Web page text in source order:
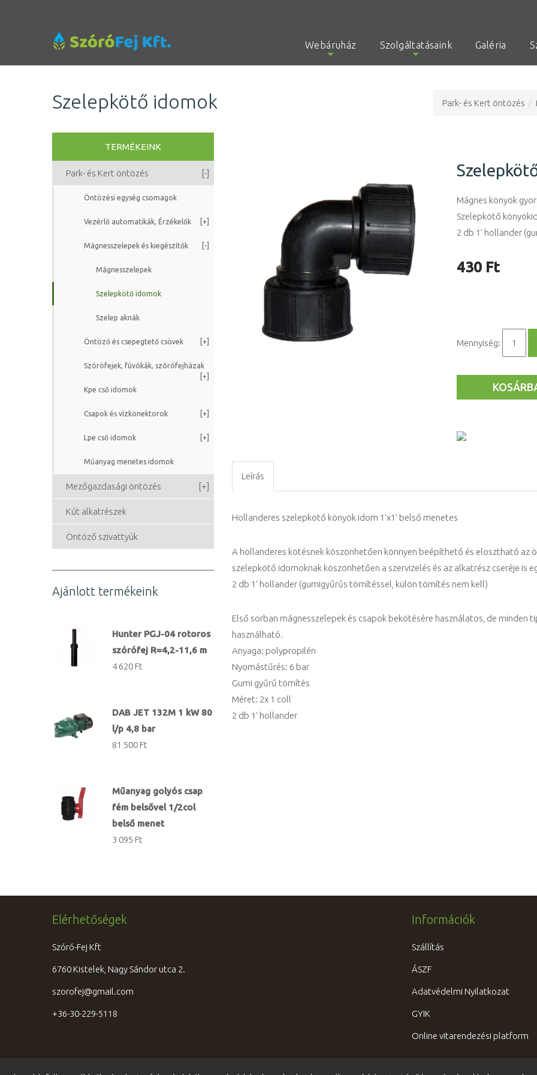
Webáruház Szolgáltatásaink Galéria
Szelepkötő idomok Park- és Kert öntözés
TERMÉKEINK
Park- és Kert öntözés [-]
Öntözési egység csomagok
Vezérlő automatikák, Érzékelők [+]
Mágnesszelepek és kiegészítők [-]
Mágnesszelepek
Szelepkötő idomok
Szelep aknák
Öntöző és csepegtető csövek [+]
Szórófejek, fúvókák, szórófejházak
[+]
Kpe cső idomok
Csapok és vízkonektorok [+]
Lpe cső idomok [+]
Műanyag menetes idomok
Mezőgazdasági öntözés [+]
Kút alkatrészek
Öntöző szivattyúk
Ajánlott termékeink
Hunter PGJ-04 rotoros
szórófej R=4,2-11,6 m
4 620 Ft
DAB JET 132M 1 kW 80
l/p 4,8 bar
81 500 Ft
Műanyag golyós csap
fém belsővel 1/2col
belső menet
3 095 Ft
Mágnes könyök
Szelepkötő
2 db 1' hollander
430 Ft
Mennyiség:
Leírás
Hollanderes szelepkötő könyök idom 1'x1' belső menetes
A hollanderes kötésnek köszönhetően könnyen beépíthető és elosztható az
szelepkötő idomoknak köszönhetően a szervizelés és az alkatrész cseréje is
2 db 1' hollander (gumigyűrűs tömítéssel, külön tömítés nem kell)
Első sorban mágnesszelepek és csapok bekötésére használatos, de minden
használható.
Anyaga: polypropilén
Nyomástűrés: 6 bar
Gumi gyűrű tömítés
Méret: 2x 1 coll
2 db 1' hollander
Elérhetőségek
Szóró-Fej Kft
6760 Kistelek, Nagy Sándor utca 2.
szorofej@gmail.com
+36-30-229-5118
Információk
Szállítás
ÁSZF
Adatvédelmi Nyilatkozat
GYIK
Online vitarendezési platform